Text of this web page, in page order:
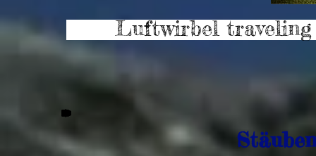
Luftwirbel traveling